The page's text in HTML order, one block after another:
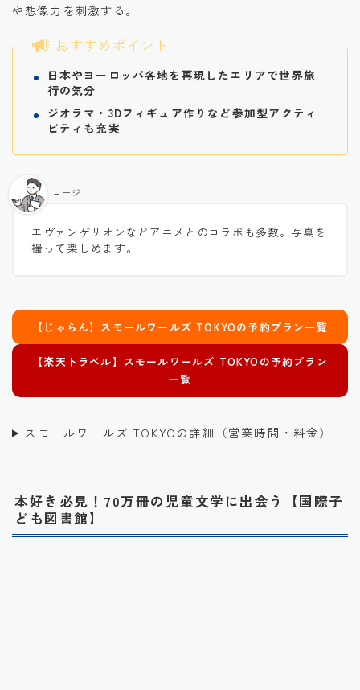
や想像力を刺激する。
おすすめポイント
日本やヨーロッパ各地を再現したエリアで世界旅
行の気分
ジオラマ・3Dフィギュア作りなど参加型アクティ
ビティも充実
エヴァンゲリオンなどアニメとのコラボも多数。写真を
撮って楽しめます。
コージ
【じゃらん】スモールワールズ TOKYOの予約プラン一覧
【楽天トラベル】 スモールワールズ TOKYO の予約プラン
一覧
スモールワールズ TOKYOの詳細（営業時間・料金）
本好き必見！70万冊の児童文学に出会う【国際子
ども図書館】